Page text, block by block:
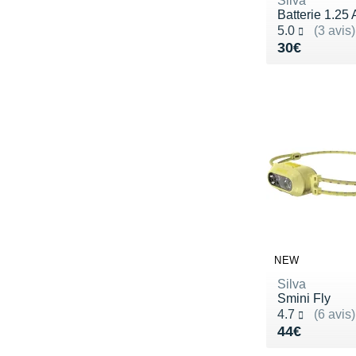
Batterie 1.25
5.0
(3 avis)
Noté 5.0 sur 5
30€
Vendu 30€
NEW
Silva
Smini Fly
4.7
(6 avis)
Noté 4.7 sur 5
44€
Vendu 44€